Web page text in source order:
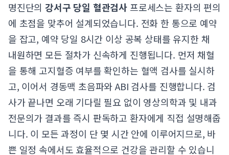
명진단의강서구 당일 혈관검사 프로세스는 환자의 편의
에 초점을 맞추어 설계되었습니다. 전화 한 통으로 예약
을 잡고, 예약 당일 8시간 이상 공복 상태를 유지한 채
내원하면 모든 절차가 신속하게 진행됩니다. 먼저 채혈
을 통해 고지혈증 여부를 확인하는 혈액 검사를 실시하
고, 이어서 경동맥 초음파와 ABI 검사를 진행합니다. 검
사가 끝나면 오래 기다릴 필요 없이 영상의학과 및 내과
전문의가 결과를 즉시 판독하고 환자에게 직접 설명해줍
니다. 이 모든 과정이 단 몇 시간 안에 이루어지므로, 바
쁜 일정 속에서도 효율적으로 건강을 관리할 수 있습니